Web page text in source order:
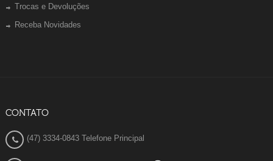
Trocas e Devoluções
Receba Novidades
CONTATO
(47) 3334-0843 Telefone Principal